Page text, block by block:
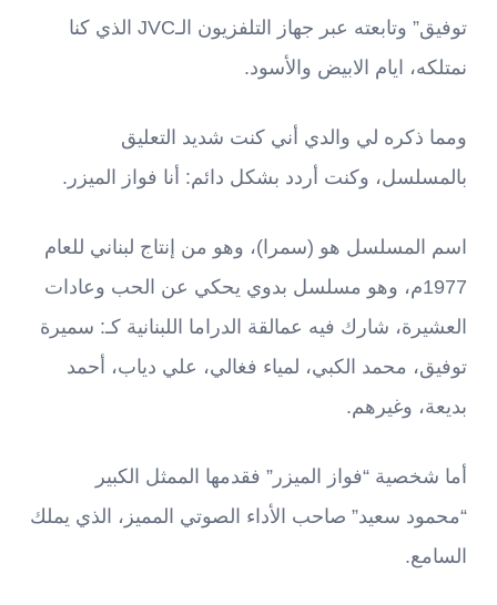
توفيق” وتابعته عبر جهاز التلفزيون الـJVC الذي كنا
نمتلكه، ايام الابيض والأسود.
ومما ذكره لي والدي أني كنت شديد التعليق
بالمسلسل، وكنت أردد بشكل دائم: أنا فواز الميزر.
اسم المسلسل هو (سمرا)، وهو من إنتاج لبناني للعام
1977م، وهو مسلسل بدوي يحكي عن الحب وعادات
العشيرة، شارك فيه عمالقة الدراما اللبنانية كـ: سميرة
توفيق، محمد الكبي، لمياء فغالي، علي دياب، أحمد
بديعة، وغيرهم.
أما شخصية “فواز الميزر” فقدمها الممثل الكبير
“محمود سعيد” صاحب الأداء الصوتي المميز، الذي يملك
السامع.